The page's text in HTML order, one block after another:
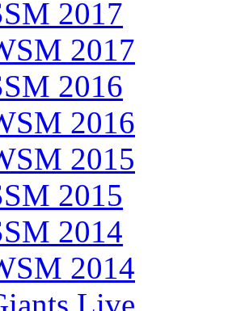
2017
2017
2016
2016
2015
2015
2014
2014
Live